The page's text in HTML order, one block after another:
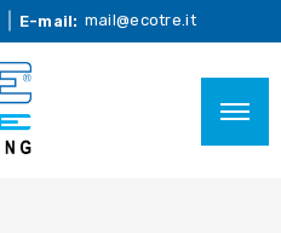
E-mail: mail@ecotre.it